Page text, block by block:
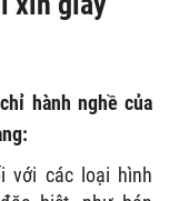
hành nghề của
với các loại hình